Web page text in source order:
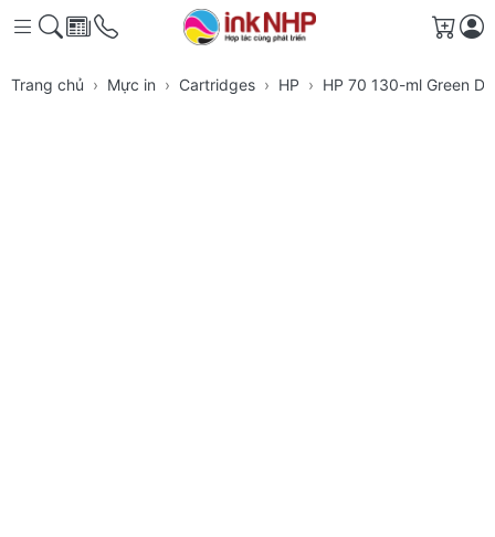
Giỏ
Trang chủ Mực in Cartridges HP HP 70 130-ml Green